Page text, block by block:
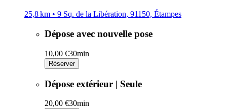
25,8 km • 9 Sq. de la Libération, 91150, Étampes
Dépose avec nouvelle pose
10,00 €30min
Réserver
Dépose extérieur | Seule
20,00 €30min